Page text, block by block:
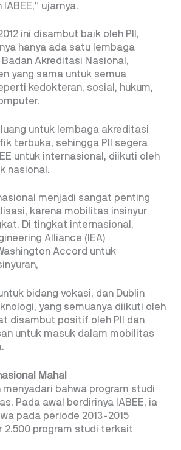
ujarnya.
ini disambut baik oleh PII,
hanya ada satu lembaga
Akreditasi Nasional,
yang sama untuk semua
kedokteran, sosial, hukum,
untuk lembaga akreditasi
terbuka, sehingga PII segera
untuk internasional, diikuti oleh
nasional.
menjadi sangat penting
karena mobilitas insinyur
Di tingkat internasional,
Alliance (IEA)
Accord untuk
bidang vokasi, dan Dublin
yang semuanya diikuti oleh
disambut positif oleh PII dan
untuk masuk dalam mobilitas
Mahal
menyadari bahwa program studi
Pada awal berdirinya IABEE, ia
pada periode 2013-2015
program studi terkait